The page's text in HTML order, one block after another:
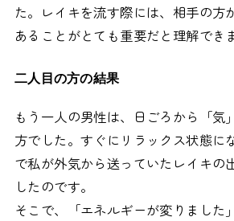
た。レイキを流す際には、相手の方
あることがとても重要だと理解でき
二人目の方の結果
もう一人の男性は、日ごろから「気
方でした。すぐにリラックス状態に
で私が外気から送っていたレイキの
したのです。
そこで、「エネルギーが変りました